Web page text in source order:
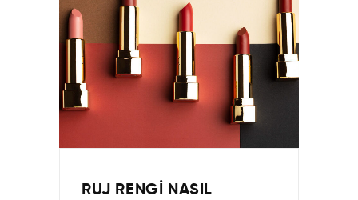
RUJ RENGI NASIL